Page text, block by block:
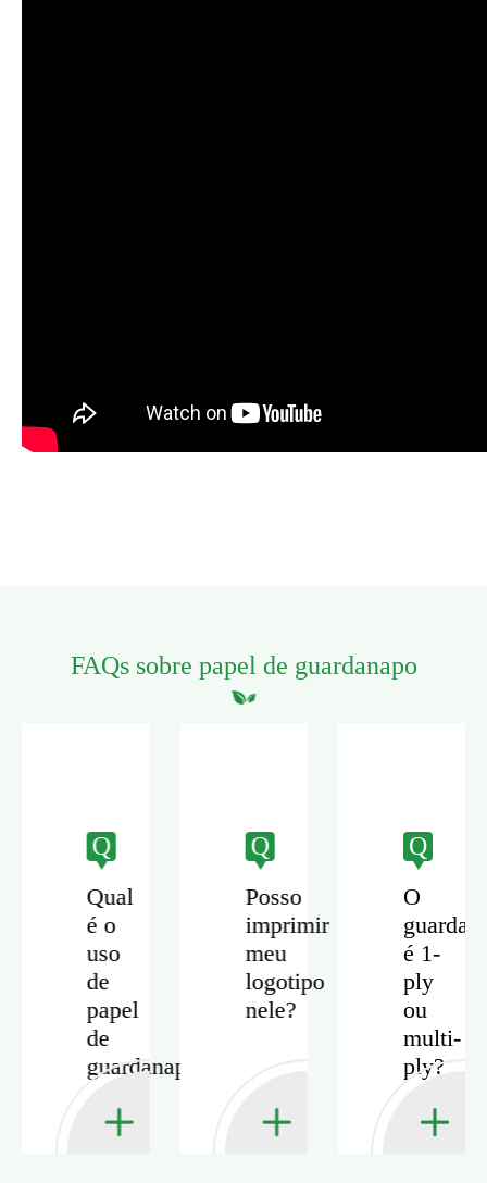
FAQs sobre papel de guardanapo
Q
Qual
é o
uso
de
papel
de
guardanapo?
Q
Posso
imprimir
meu
logotipo
nele?
Q
O
é 1-
ply
ou
multi-
ply?